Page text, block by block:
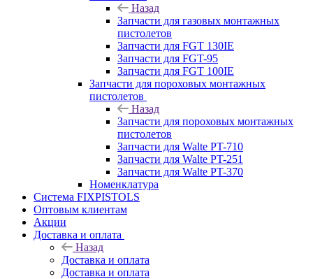
Назад
Запчасти для газовых монтажных
пистолетов
Запчасти для FGT 130IE
Запчасти для FGT-95
Запчасти для FGT 100IE
Запчасти для пороховых монтажных
пистолетов
Назад
Запчасти для пороховых монтажных
пистолетов
Запчасти для Walte PT-710
Запчасти для Walte PT-251
Запчасти для Walte PT-370
Номенклатура
Система FIXPISTOLS
Оптовым клиентам
Акции
Доставка и оплата
Назад
Доставка и оплата
Доставка и оплата